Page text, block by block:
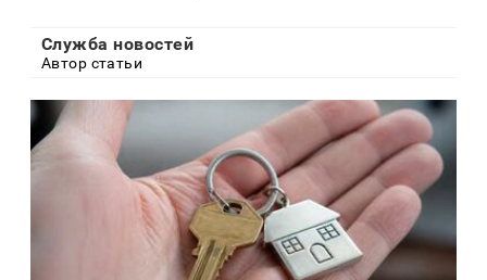
Служба новостей
Автор статьи